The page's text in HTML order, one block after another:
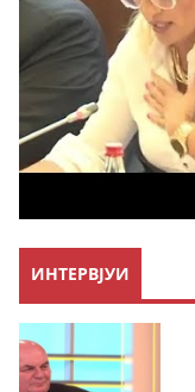
ИНТЕРВЈУИ